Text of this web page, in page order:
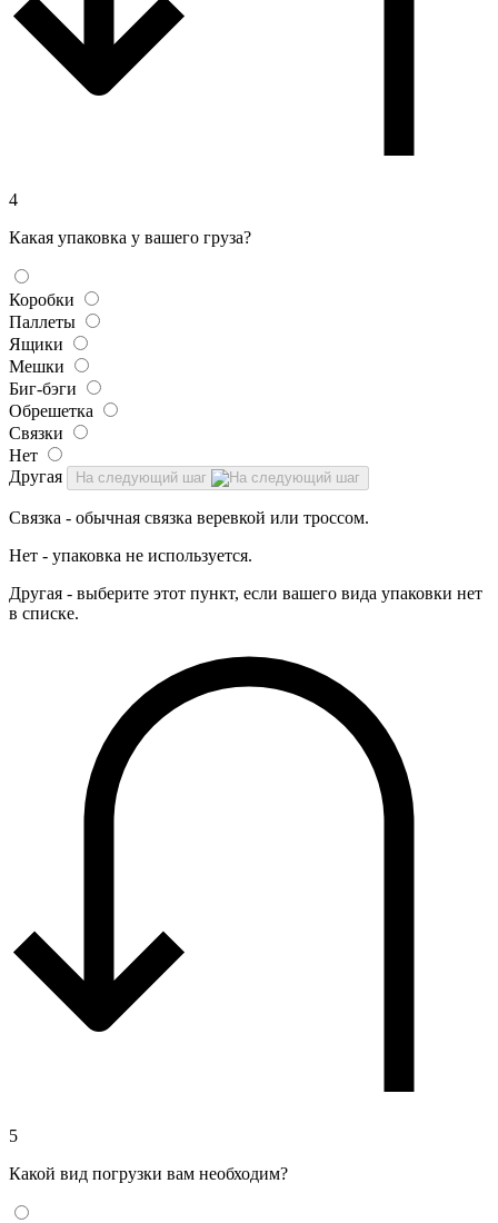
4
Какая упаковка у вашего груза?
Коробки
Паллеты
Ящики
Мешки
Биг-бэги
Обрешетка
Связки
Нет
Другая
На следующий шаг
Связка - обычная связка веревкой или троссом.
Нет - упаковка не используется.
Другая - выберите этот пункт, если вашего вида упаковки нет
в списке.
5
Какой вид погрузки вам необходим?